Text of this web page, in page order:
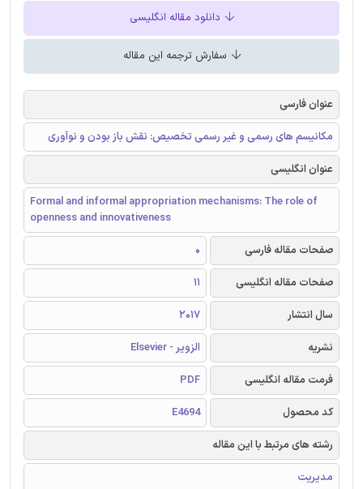
دانلود مقاله انگلیسی
سفارش ترجمه این مقاله
عنوان فارسی
مکانیسم های رسمی و غیر رسمی تخصیص: نقش باز بودن و نوآوری
عنوان انگلیسی
Formal and informal appropriation mechanisms: The role of
openness and innovativeness
صفحات مقاله فارسی
0
صفحات مقاله انگلیسی
11
سال انتشار
2017
نشریه
الزویر - Elsevier
فرمت مقاله انگلیسی
PDF
کد محصول
E4694
رشته های مرتبط با این مقاله
مدیریت